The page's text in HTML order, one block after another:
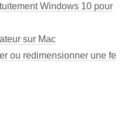
Windows 10 pour
sur Mac
ou redimensionner une fe